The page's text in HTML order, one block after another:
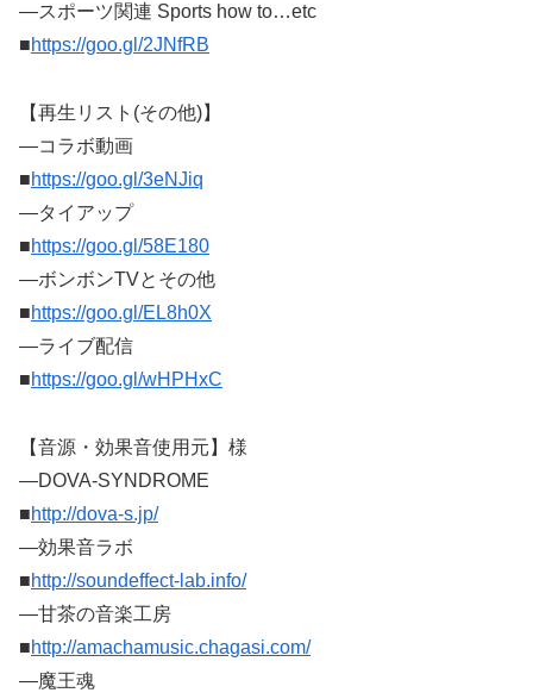
―スポーツ関連 Sports how to…etc
■https://goo.gl/2JNfRB
【再生リスト(その他)】
―コラボ動画
■https://goo.gl/3eNJiq
―タイアップ
■https://goo.gl/58E180
―ボンボンTVとその他
■https://goo.gl/EL8h0X
―ライブ配信
■https://goo.gl/wHPHxC
【音源・効果音使用元】様
―DOVA-SYNDROME
■http://dova-s.jp/
―効果音ラボ
■http://soundeffect-lab.info/
―甘茶の音楽工房
■http://amachamusic.chagasi.com/
―魔王魂